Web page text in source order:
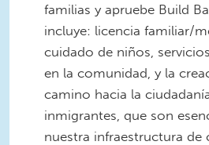
familias y apruebe Build
incluye: licencia familiar/
cuidado de niños,
en la comunidad, y la
camino hacia la
inmigrantes, que son
nuestra infraestructura de